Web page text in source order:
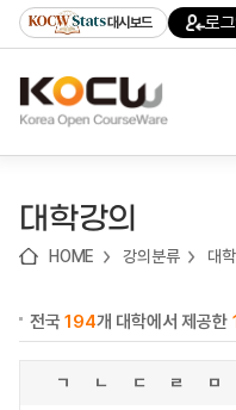
기
기
기
content)
가
대시보드 로
대학강의
HOME 강의분류 대
전국194개 대학에서 제공한
ㄱ ㄴ ㄷ ㄹ ㅁ